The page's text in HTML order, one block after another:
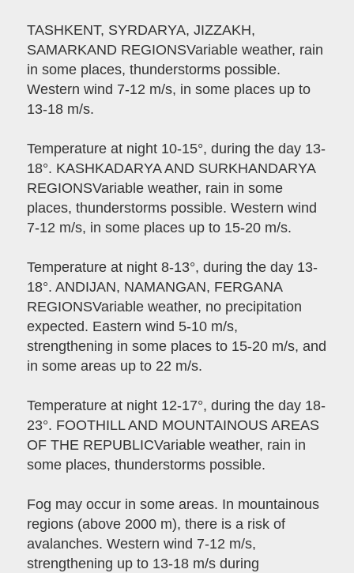
TASHKENT, SYRDARYA, JIZZAKH,
SAMARKAND REGIONSVariable weather, rain
in some places, thunderstorms possible.
Western wind 7-12 m/s, in some places up to
13-18 m/s.
Temperature at night 10-15°, during the day 13-
18°. KASHKADARYA AND SURKHANDARYA
REGIONSVariable weather, rain in some
places, thunderstorms possible. Western wind
7-12 m/s, in some places up to 15-20 m/s.
Temperature at night 8-13°, during the day 13-
18°. ANDIJAN, NAMANGAN, FERGANA
REGIONSVariable weather, no precipitation
expected. Eastern wind 5-10 m/s,
strengthening in some places to 15-20 m/s, and
in some areas up to 22 m/s.
Temperature at night 12-17°, during the day 18-
23°. FOOTHILL AND MOUNTAINOUS AREAS
OF THE REPUBLICVariable weather, rain in
some places, thunderstorms possible.
Fog may occur in some areas. In mountainous
regions (above 2000 m), there is a risk of
avalanches. Western wind 7-12 m/s,
strengthening up to 13-18 m/s during